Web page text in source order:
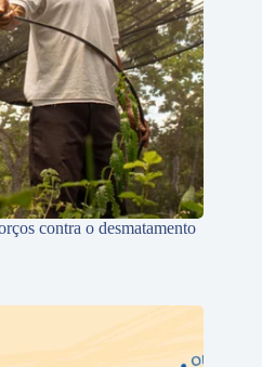
contra o desmatamento